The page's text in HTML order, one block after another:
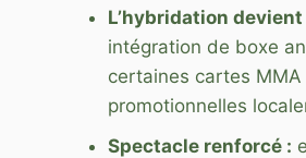
L’hybridation
intégration de boxe
certaines cartes MMA
promotionnelles
Spectacle renforcé :